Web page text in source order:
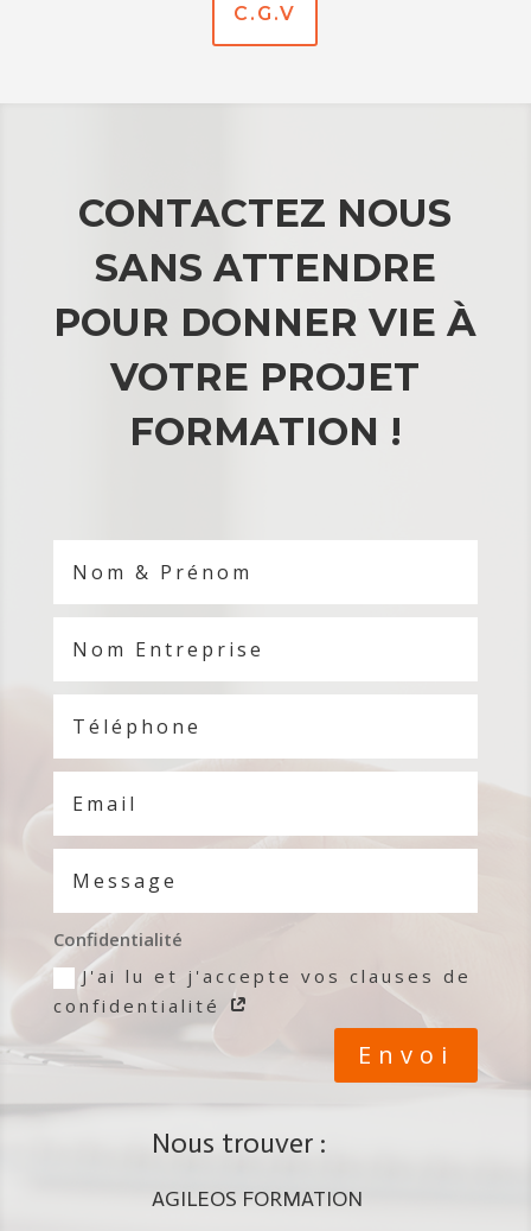
C.G.V
CONTACTEZ NOUS
SANS ATTENDRE
POUR DONNER VIE À
VOTRE PROJET
FORMATION !
Confidentialité
J'ai lu et j'accepte vos clauses de
confidentialité
Envoi
Nous trouver :
AGILEOS FORMATION